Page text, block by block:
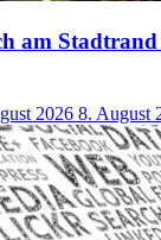
am
2026 8. August